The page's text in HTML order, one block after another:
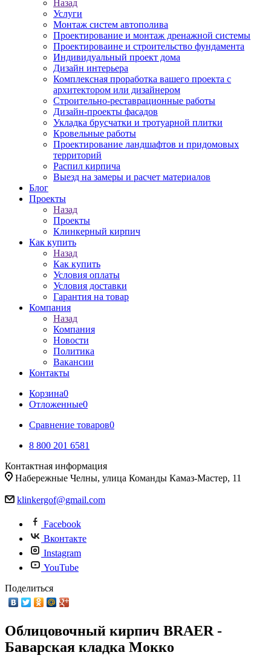
Назад
Услуги
Монтаж систем автополива
Проектирование и монтаж дренажной системы
Проектироваине и строительство фундамента
Индивидуальный проект дома
Дизайн интерьера
Комплексная проработка вашего проекта с
архитектором или дизайнером
Строительно-реставрационные работы
Дизайн-проекты фасадов
Укладка брусчатки и тротуарной плитки
Кровельные работы
Проектирование ландшафтов и придомовых
территорий
Распил кирпича
Выезд на замеры и расчет материалов
Блог
Проекты
Назад
Проекты
Клинкерный кирпич
Как купить
Назад
Как купить
Условия оплаты
Условия доставки
Гарантия на товар
Компания
Назад
Компания
Новости
Политика
Вакансии
Контакты
Корзина0
Отложенные0
Сравнение товаров0
8 800 201 6581
Контактная информация
Набережные Челны, улица Команды Камаз-Мастер, 11
klinkergof@gmail.com
Facebook
Вконтакте
Instagram
YouTube
Поделиться
Облицовочный кирпич BRAER -
Баварская кладка Мокко